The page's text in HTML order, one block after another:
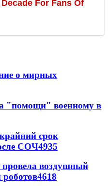
о мирных
"помощи" военному в
срок
СОЧ4935
воздушный
4618